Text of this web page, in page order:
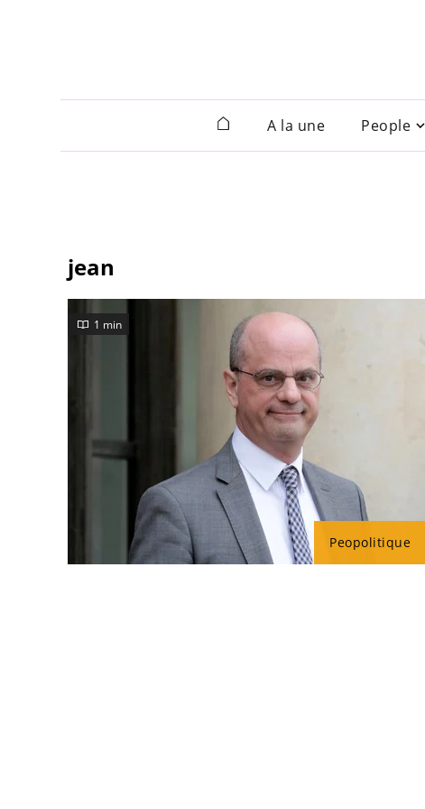
A la une People
jean
Peopolitique
1 min